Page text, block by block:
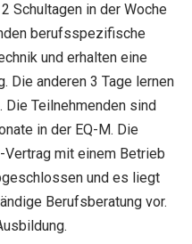
Schultagen in der Woche
berufsspezifische
und erhalten eine
Die anderen 3 Tage lernen
Teilnehmenden sind
in der EQ-M. Die
Vertrag mit einem Betrieb
und es liegt
Berufsberatung vor.